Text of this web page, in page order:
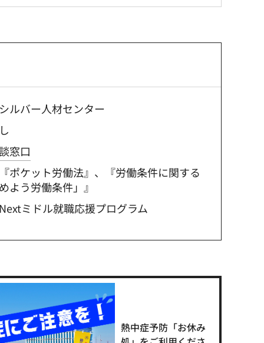
ルバー人材センター
窓口
ポケット労働法』、『労働条件に関する
よう労働条件」』
ミドル就職応援プログラム
熱中症予防「お休み